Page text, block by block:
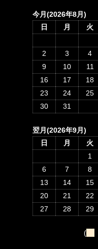
今月(2026年8月)
日
月 火
2
3 4
9
10 11
16
17 18
23
24 25
30
31
翌月(2026年9月)
日
月 火
1
6
7 8
13
14 15
20
21 22
27
28 29
(